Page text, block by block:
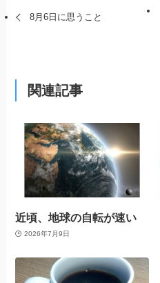
8月6日に思うこと
関連記事
近頃、地球の自転が速い
2026年7月9日